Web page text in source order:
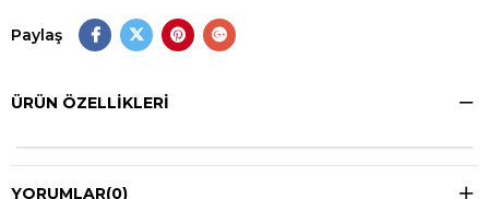
Paylaş
ÜRÜN ÖZELLIKLERI
YORUMLAR(0)